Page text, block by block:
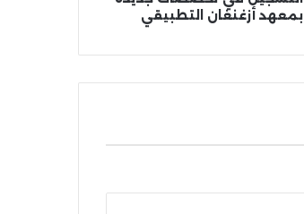
بمعهد أزغنغان التطبيقي